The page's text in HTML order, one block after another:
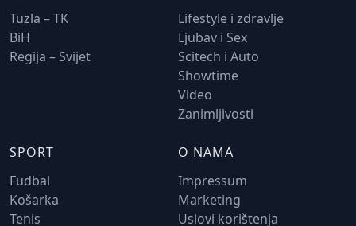
Tuzla – TK
BiH
Regija – Svijet
Lifestyle i zdravlje
Ljubav i Sex
Scitech i Auto
Showtime
Video
Zanimljivosti
SPORT
Fudbal
Košarka
Tenis
O NAMA
Impressum
Marketing
Uslovi korištenja